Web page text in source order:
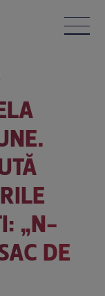
„N-
DE